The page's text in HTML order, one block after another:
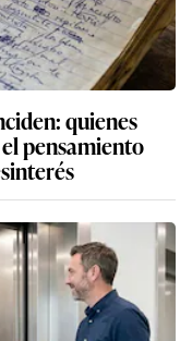
quienes
pensamiento